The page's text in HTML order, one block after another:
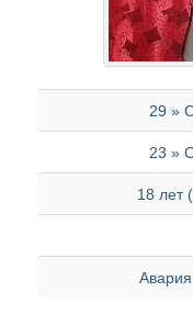
29 »
23 »
18 лет